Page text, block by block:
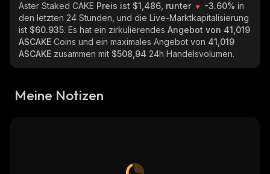
Aster Staked CAKE Preis ist $1,486, runter -3.60% in
den letzten 24 Stunden, und die Live-Marktkapitalisierung
ist $60.935. Es hat ein zirkulierendes Angebot von 41,019
ASCAKE Coins und ein maximales Angebot von 41,019
ASCAKE zusammen mit $508,94 24h Handelsvolumen.
Meine Notizen